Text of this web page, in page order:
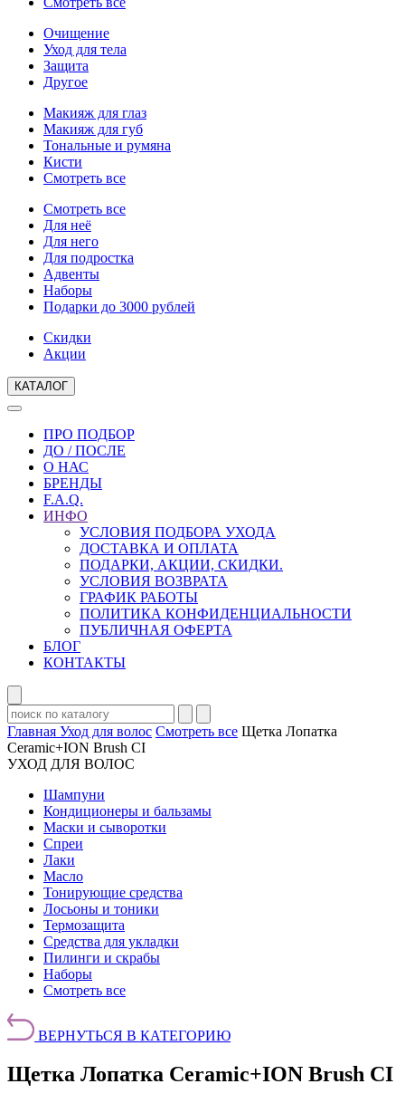
Очищение
Уход для тела
Защита
Другое
Макияж для глаз
Макияж для губ
Тональные и румяна
Кисти
Смотреть все
Смотреть все
Для неё
Для него
Для подростка
Адвенты
Наборы
Подарки до 3000 рублей
Скидки
Акции
КАТАЛОГ
ПРО ПОДБОР
ДО / ПОСЛЕ
О НАС
БРЕНДЫ
F.A.Q.
ИНФО
УСЛОВИЯ ПОДБОРА УХОДА
ДОСТАВКА И ОПЛАТА
ПОДАРКИ, АКЦИИ, СКИДКИ.
УСЛОВИЯ ВОЗВРАТА
ГРАФИК РАБОТЫ
ПОЛИТИКА КОНФИДЕНЦИАЛЬНОСТИ
ПУБЛИЧНАЯ ОФЕРТА
БЛОГ
КОНТАКТЫ
Главная Уход для волос Смотреть все Щетка Лопатка
Ceramic+ION Brush CI
УХОД ДЛЯ ВОЛОС
Шампуни
Кондиционеры и бальзамы
Маски и сыворотки
Спреи
Лаки
Масло
Тонирующие средства
Лосьоны и тоники
Термозащита
Средства для укладки
Пилинги и скрабы
Наборы
Смотреть все
ВЕРНУТЬСЯ В КАТЕГОРИЮ
Щетка Лопатка Ceramic+ION Brush CI